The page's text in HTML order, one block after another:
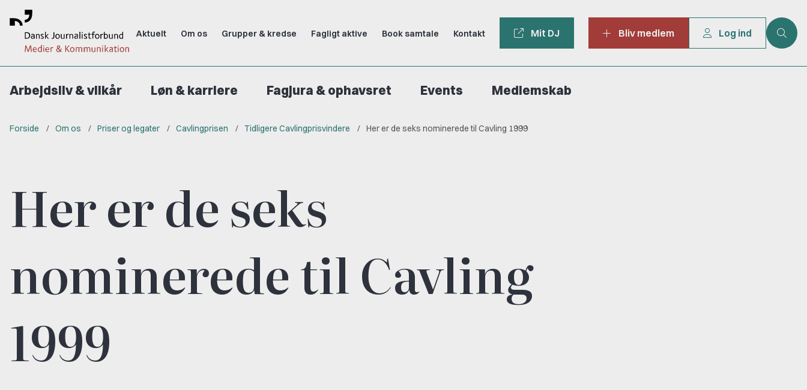
Aktuelt Om os Grupper & kredse Fagligt aktive Book samtale Kontakt Mit DJ Bliv medlem Log ind
Arbejdsliv & vilkår Løn & karriere Fagjura & ophavsret Events Medlemskab
Forside Om os Priser og legater Cavlingprisen Tidligere Cavlingprisvindere Her er de seks nominerede til Cavling 1999
Her er de seks
nominerede til Cavling
1999